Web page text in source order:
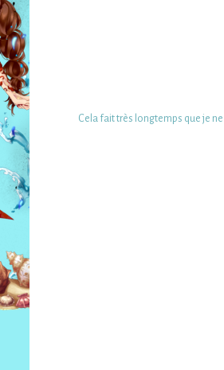
Cela fait très longtemps que je